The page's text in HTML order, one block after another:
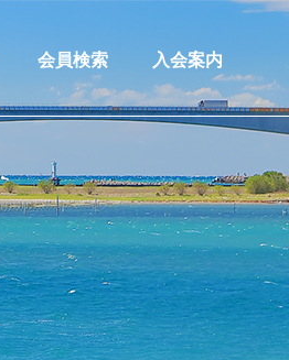
会員検索 入会案内